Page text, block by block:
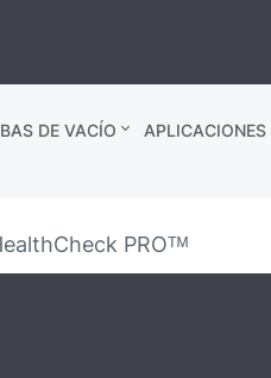
DE VACÍO APLICACIONES
PROᵀᴹ